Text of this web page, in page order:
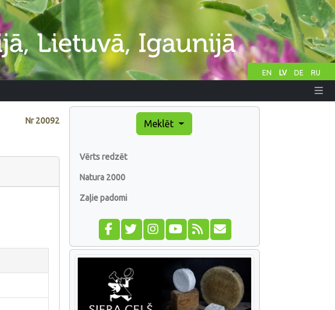
EN LV DE RU
Nr20092 Meklēt
Vērts redzēt
Natura 2000
Zaļie padomi